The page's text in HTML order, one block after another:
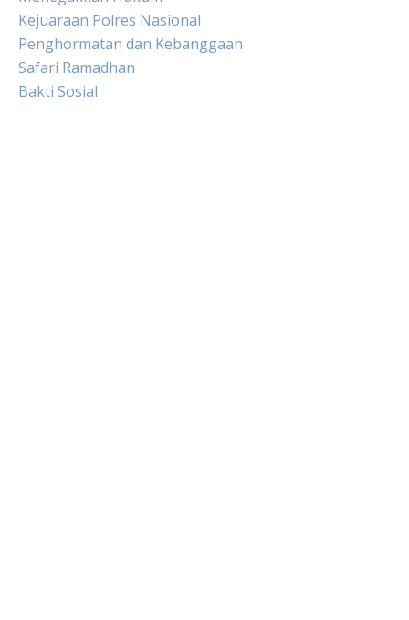
Kejuaraan Polres Nasional
Penghormatan dan Kebanggaan
Safari Ramadhan
Bakti Sosial